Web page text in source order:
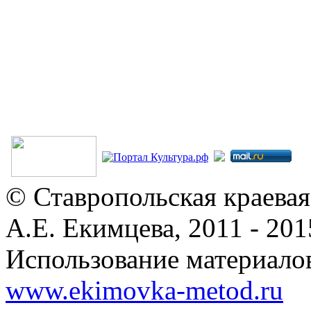
© Ставропольская
А.Е. Екимцева, 2011 -
Использование
www.ekimovka-metod.ru